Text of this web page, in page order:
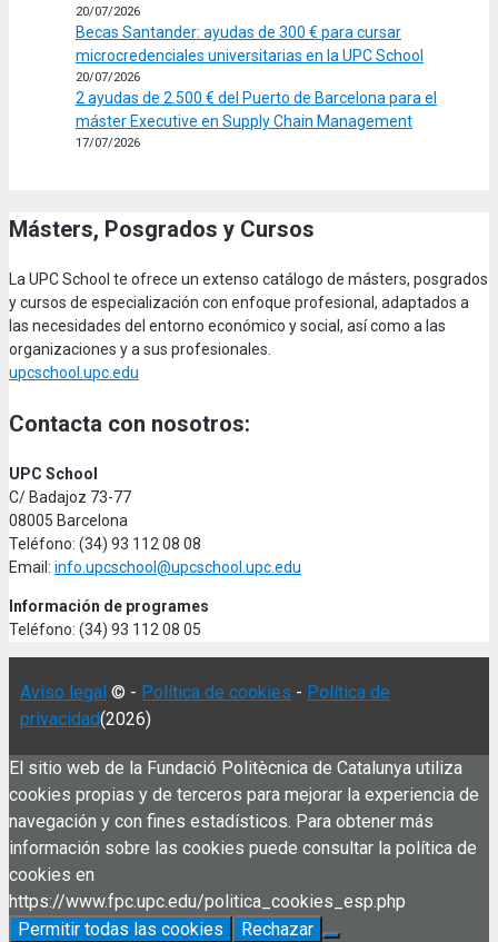
20/07/2026
Becas Santander: ayudas de 300 € para cursar
microcredenciales universitarias en la UPC School
20/07/2026
2 ayudas de 2.500 € del Puerto de Barcelona para el
máster Executive en Supply Chain Management
17/07/2026
Másters, Posgrados y Cursos
La UPC School te ofrece un extenso catálogo de másters, posgrados
y cursos de especialización con enfoque profesional, adaptados a
las necesidades del entorno económico y social, así como a las
organizaciones y a sus profesionales.
upcschool.upc.edu
Contacta con nosotros:
UPC School
C/ Badajoz 73-77
08005 Barcelona
Teléfono: (34) 93 112 08 08
Email: info.upcschool@upcschool.upc.edu
Información de programes
Teléfono: (34) 93 112 08 05
Aviso legal © - Política de cookies - Política de
privacidad(2026)
El sitio web de la Fundació Politècnica de Catalunya utiliza
cookies propias y de terceros para mejorar la experiencia de
navegación y con fines estadísticos. Para obtener más
información sobre las cookies puede consultar la política de
cookies en
https://www.fpc.upc.edu/politica_cookies_esp.php
Permitir todas las cookies
Rechazar